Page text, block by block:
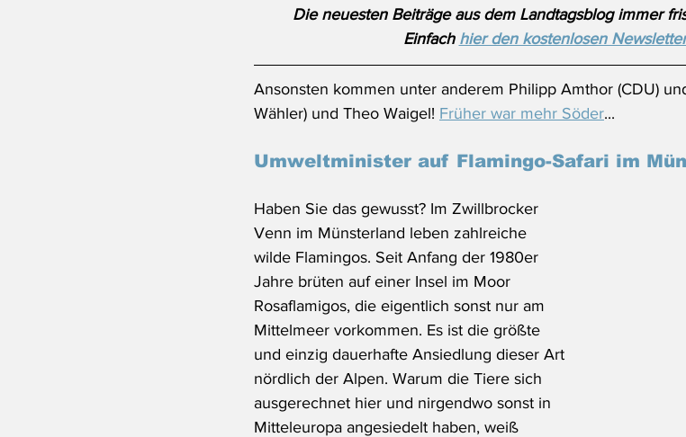
Die neuesten Beiträge aus dem Landtagsblog immer
Einfach hier den kostenlosen
Ansonsten kommen unter anderem Philipp Amthor (CDU)
Wähler) und Theo Waigel! Früher war mehr Söder...
Umweltminister auf Flamingo-Safari im
Haben Sie das gewusst? Im Zwillbrocker
Venn im Münsterland leben zahlreiche
wilde Flamingos. Seit Anfang der 1980er
Jahre brüten auf einer Insel im Moor
Rosaflamigos, die eigentlich sonst nur am
Mittelmeer vorkommen. Es ist die größte
und einzig dauerhafte Ansiedlung dieser Art
nördlich der Alpen. Warum die Tiere sich
ausgerechnet hier und nirgendwo sonst in
Mitteleuropa angesiedelt haben, weiß